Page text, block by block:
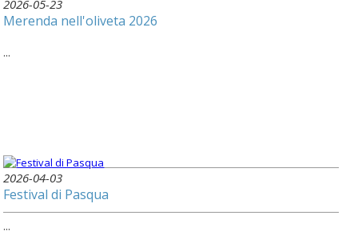
2026-05-23
Merenda nell'oliveta 2026
...
2026-04-03
Festival di Pasqua
...